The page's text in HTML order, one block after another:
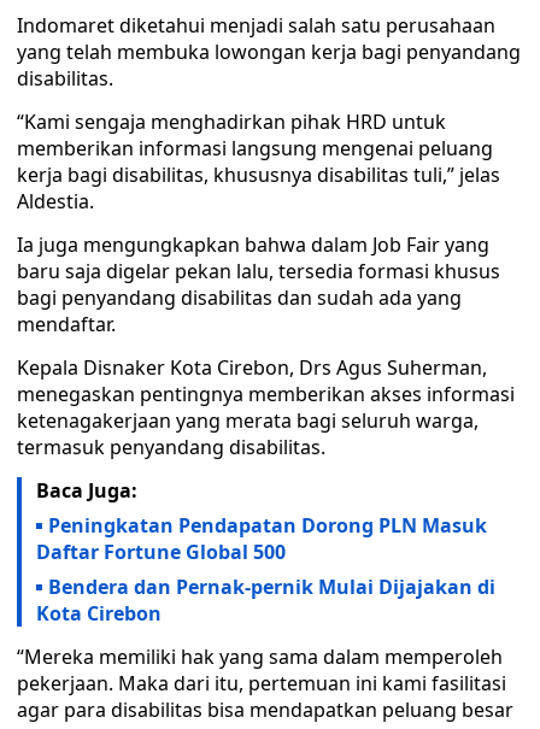
Indomaret diketahui menjadi salah satu perusahaan
yang telah membuka lowongan kerja bagi penyandang
disabilitas.
“Kami sengaja menghadirkan pihak HRD untuk
memberikan informasi langsung mengenai peluang
kerja bagi disabilitas, khususnya disabilitas tuli,” jelas
Aldestia.
Ia juga mengungkapkan bahwa dalam Job Fair yang
baru saja digelar pekan lalu, tersedia formasi khusus
bagi penyandang disabilitas dan sudah ada yang
mendaftar.
Kepala Disnaker Kota Cirebon, Drs Agus Suherman,
menegaskan pentingnya memberikan akses informasi
ketenagakerjaan yang merata bagi seluruh warga,
termasuk penyandang disabilitas.
Baca Juga:
Peningkatan Pendapatan Dorong PLN Masuk
Daftar Fortune Global 500
Bendera dan Pernak-pernik Mulai Dijajakan di
Kota Cirebon
“Mereka memiliki hak yang sama dalam memperoleh
pekerjaan. Maka dari itu, pertemuan ini kami fasilitasi
agar para disabilitas bisa mendapatkan peluang besar